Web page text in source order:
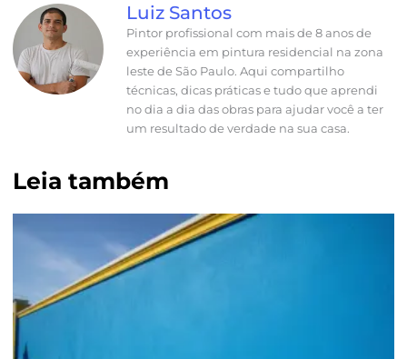
Luiz Santos
Pintor profissional com mais de 8 anos de
experiência em pintura residencial na zona
leste de São Paulo. Aqui compartilho
técnicas, dicas práticas e tudo que aprendi
no dia a dia das obras para ajudar você a ter
um resultado de verdade na sua casa.
Leia também